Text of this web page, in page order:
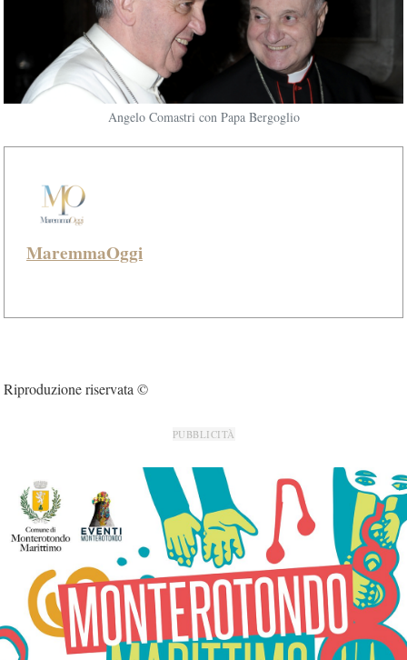
Angelo Comastri con Papa Bergoglio
MaremmaOggi
Riproduzione riservata ©
PUBBLICITÀ